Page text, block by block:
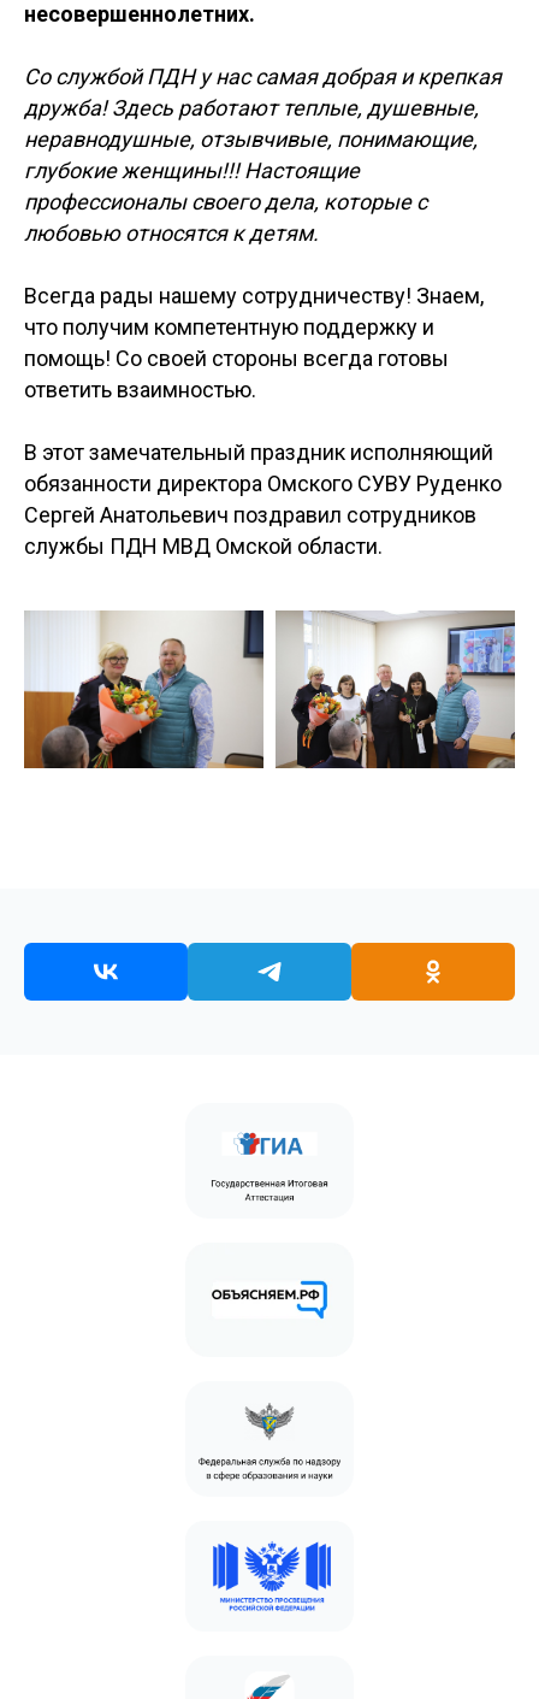
несовершеннолетних.
Со службой ПДН у нас самая добрая и крепкая
дружба! Здесь работают теплые, душевные,
неравнодушные, отзывчивые, понимающие,
глубокие женщины!!! Настоящие
профессионалы своего дела, которые с
любовью относятся к детям.
Всегда рады нашему сотрудничеству! Знаем,
что получим компетентную поддержку и
помощь! Со своей стороны всегда готовы
ответить взаимностью.
В этот замечательный праздник исполняющий
обязанности директора Омского СУВУ Руденко
Сергей Анатольевич поздравил сотрудников
службы ПДН МВД Омской области.